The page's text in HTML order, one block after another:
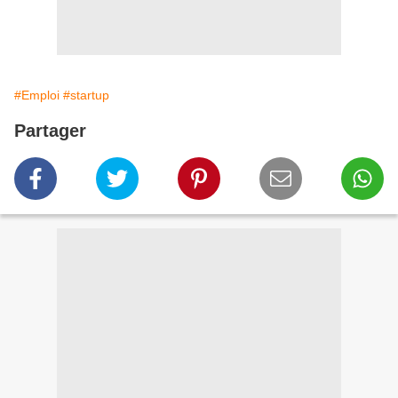
#Emploi #startup
Partager